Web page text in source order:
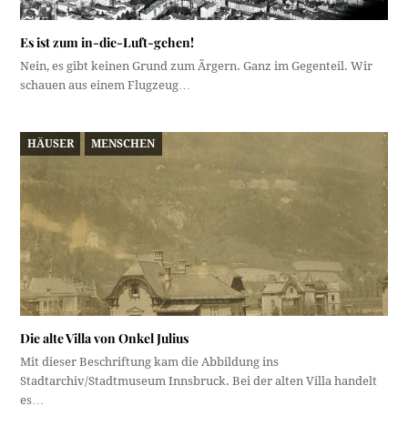
Es ist zum in-die-Luft-gehen!
Nein, es gibt keinen Grund zum Ärgern. Ganz im Gegenteil. Wir
schauen aus einem Flugzeug…
HÄUSER MENSCHEN
Die alte Villa von Onkel Julius
Mit dieser Beschriftung kam die Abbildung ins
Stadtarchiv/Stadtmuseum Innsbruck. Bei der alten Villa handelt
es…